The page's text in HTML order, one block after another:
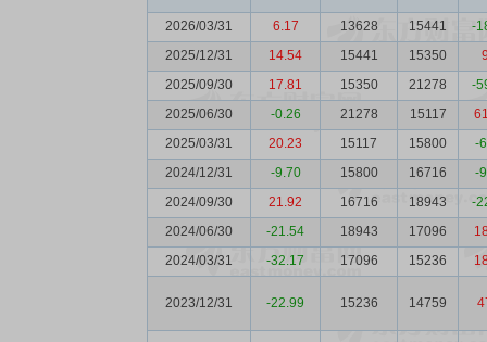
2026/03/31 6.17 13628 15441
-
2025/12/31
14.54 15441 15350
2025/09/30
17.81 15350 21278
-
2025/06/30
-0.26 21278 15117
2025/03/31
20.23 15117 15800
-
2024/12/31
-9.70 15800 16716
-
2024/09/30
21.92 16716 18943
-
2024/06/30
-21.54 18943 17096
2024/03/31
-32.17 17096 15236
2023/12/31 -22.99 15236 14759